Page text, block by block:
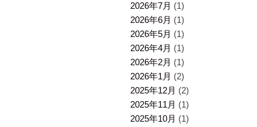
2026年7月 (1)
2026年6月 (1)
2026年5月 (1)
2026年4月 (1)
2026年2月 (1)
2026年1月 (2)
2025年12月 (2)
2025年11月 (1)
2025年10月 (1)